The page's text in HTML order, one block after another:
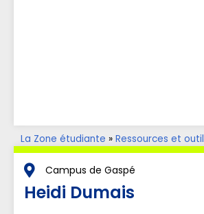
La Zone étudiante » Ressources et
Accompagnement aux apprentissages
étudesCampus de Gaspé
Heidi Dumais